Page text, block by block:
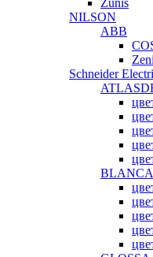
Zunis
NILSON
ABB
Schneider
BLANCA